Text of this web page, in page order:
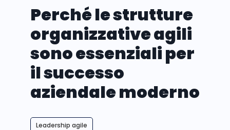
Perché le strutture
organizzative agili
sono essenziali per
il successo
aziendale moderno
Leadership agile